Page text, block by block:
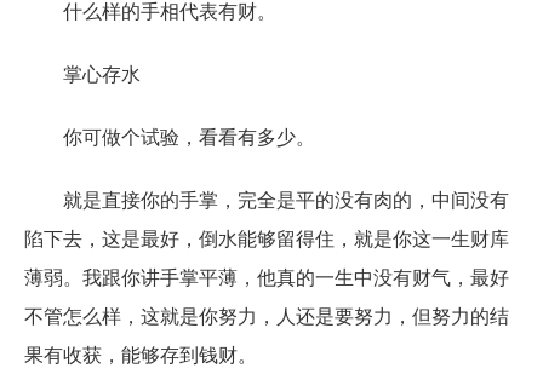
什么样的手相代表有财。
掌心存水
你可做个试验，看看有多少。
就是直接你的手掌，完全是平的没有肉的，中间没有
陷下去，这是最好，倒水能够留得住，就是你这一生财库
薄弱。我跟你讲手掌平薄，他真的一生中没有财气，最好
不管怎么样，这就是你努力，人还是要努力，但努力的结
果有收获，能够存到钱财。